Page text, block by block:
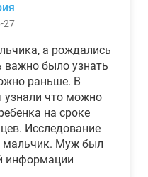
27
а рождались
важно было узнать
раньше. В
что можно
на сроке
Исследование
мальчик. Муж был
информации